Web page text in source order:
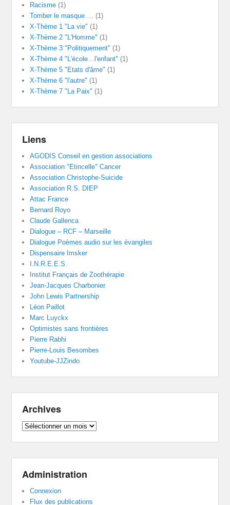
Racisme (1)
Tomber le masque …
(1)
X-Thème 1 "La vie" (1)
X-Thème 2 "L'Homme" (1)
X-Thème 3 "Politiquement" (1)
X-Thème 4 "L'école…l'enfant" (1)
X-Thème 5 "Etats d'âme" (1)
X-Thème 6 "l'autre" (1)
X-Thème 7 "La Paix" (1)
Liens
AGODIS Conseil en gestion associations
Association "Etincelle" Cancer
Association Christophe-Suicide
Association R.S. DIEP
Attac France
Bernard Royo
Claude Gallenca
Dialogue – RCF – Marseille
Dialogue Poèmes audio sur les évangiles
Dispensaire Imsker
I.N.R.E.E.S.
Institut Français de Zoothérapie
Jean-Jacques Charbonier
John Lewis Partnership
Léon Paillot
Marc Luyckx
Optimistes sans frontières
Pierre Rabhi
Pierre-Louis Besombes
Youtube-JJZindo
Archives
Archives
Administration
Connexion
Flux des publications